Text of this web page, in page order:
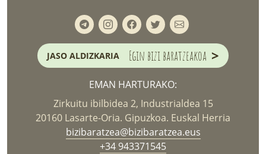
JASO ALDIZKARIA Egin bizi baratzeakoa >
EMAN HARTURAKO:
Zirkuitu ibilbidea 2, Industrialdea 15
20160 Lasarte-Oria. Gipuzkoa. Euskal Herria
bizibaratzea@bizibaratzea.eus
+34 943371545